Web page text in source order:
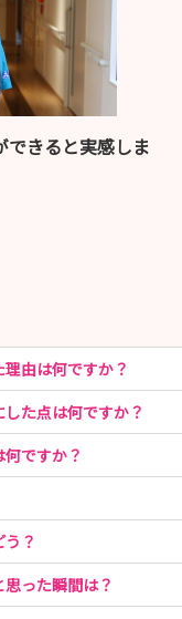
問はその場で解決
にします
◆
などの先端医療
力を身につけら
方◆
は月5〜10時間
分を労わる時間も
日常に◆
セス
サージルームも完
トします
」そんな方是非一
できると実感しま
由は何ですか？
た点は何ですか？
ですか？
？
思った瞬間は？